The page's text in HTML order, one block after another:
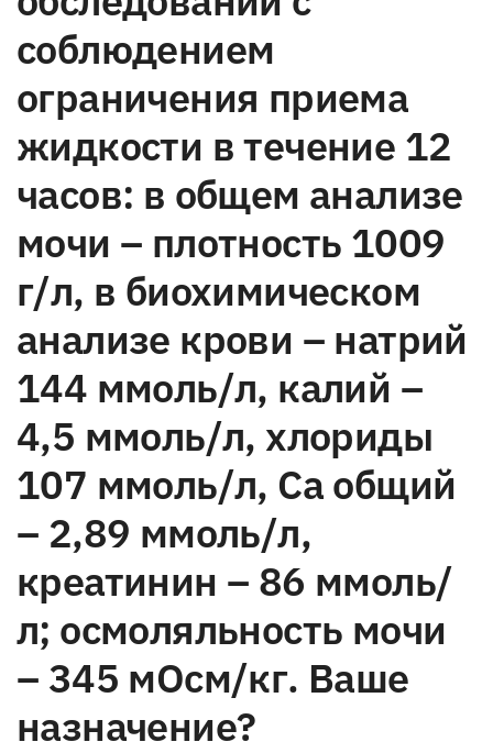
соблюдением
ограничения приема
жидкости в течение 12
часов: в общем анализе
мочи – плотность 1009
г/л, в биохимическом
анализе крови – натрий
144 ммоль/л, калий –
4,5 ммоль/л, хлориды
107 ммоль/л, Са общий
– 2,89 ммоль/л,
креатинин – 86 ммоль/
л; осмоляльность мочи
– 345 мОсм/кг. Ваше
назначение?